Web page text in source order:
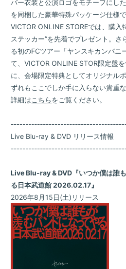
バー衣装と公演ロゴをモチーフにし
を同梱した豪華特殊パッケージ仕様
VICTOR ONLINE STOREでは、購入
ステッカー”を先着でプレゼント。
る初のFCツアー「ヤンスキカンパニ
て、VICTOR ONLINE STOR限定盤
に、会場限定特典としてオリジナル
ずれもここでしか手に入らない貴重
詳細はこちらをご覧ください。
Live Blu-ray & DVD リリース情報
Live Blu-ray & DVD『いつか僕は誰
る日本武道館 2026.02.17』
2026年8月15日(土)リリース